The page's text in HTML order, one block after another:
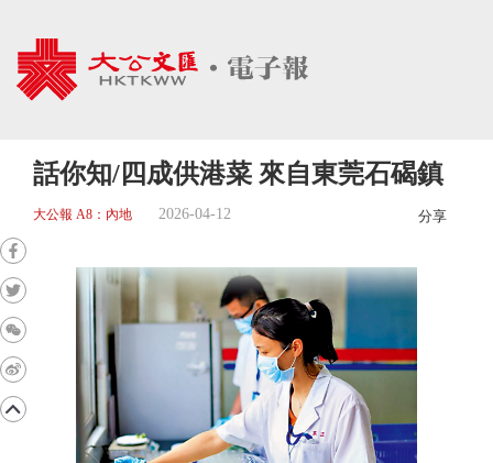
話你知/四成供港菜 來自東莞石碣鎮
大公報 A8：內地 2026-04-12 分享